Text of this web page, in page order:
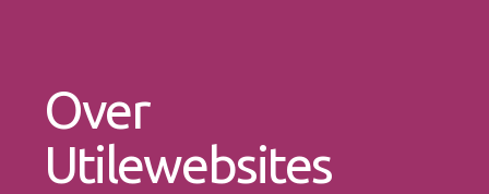
Over
Utilewebsites